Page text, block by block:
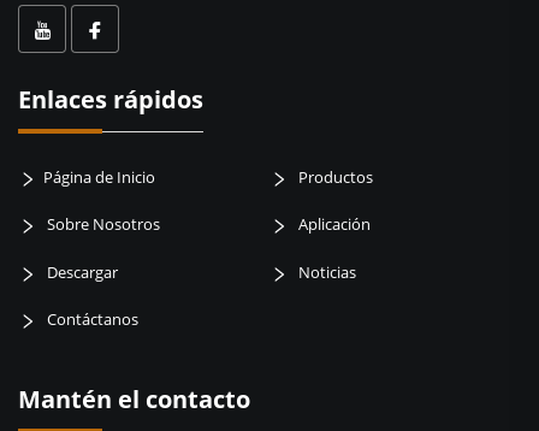
Enlaces rápidos
Página de Inicio Productos
Sobre Nosotros Aplicación
Descargar Noticias
Contáctanos
Mantén el contacto